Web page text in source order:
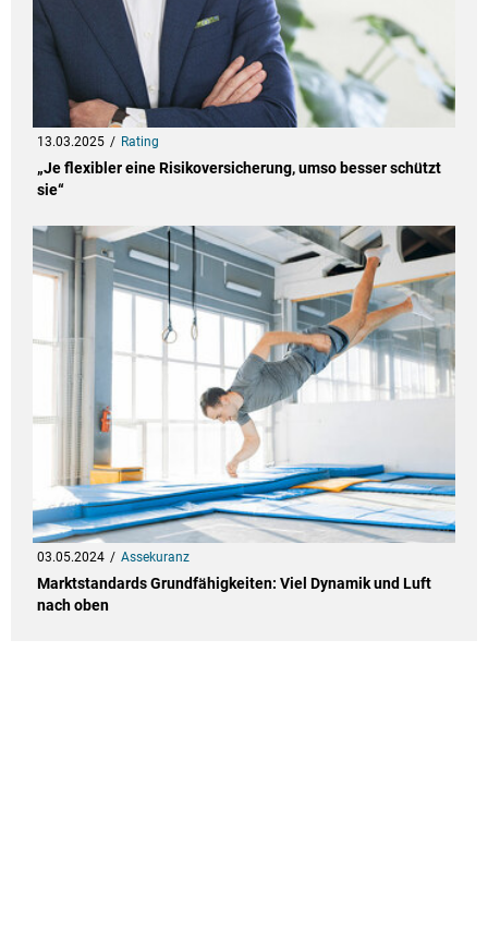
13.03.2025 Rating
„Je flexibler eine Risikoversicherung, umso besser schützt
sie“
03.05.2024 Assekuranz
Marktstandards Grundfähigkeiten: Viel Dynamik und Luft
nach oben